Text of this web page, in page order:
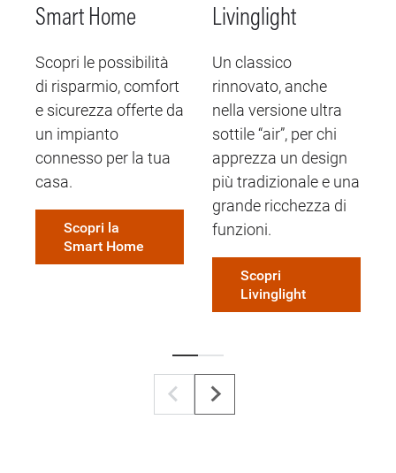
Smart Home
Scopri le possibilità
di risparmio, comfort
e sicurezza offerte da
un impianto
connesso per la tua
casa.
Scopri la
Smart Home
Livinglight
Un classico
rinnovato, anche
nella versione ultra
sottile “air”, per chi
apprezza un design
più tradizionale e una
grande ricchezza di
funzioni.
Scopri
Livinglight